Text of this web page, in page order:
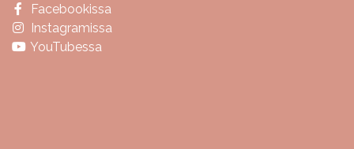
Facebookissa
Instagramissa
YouTubessa